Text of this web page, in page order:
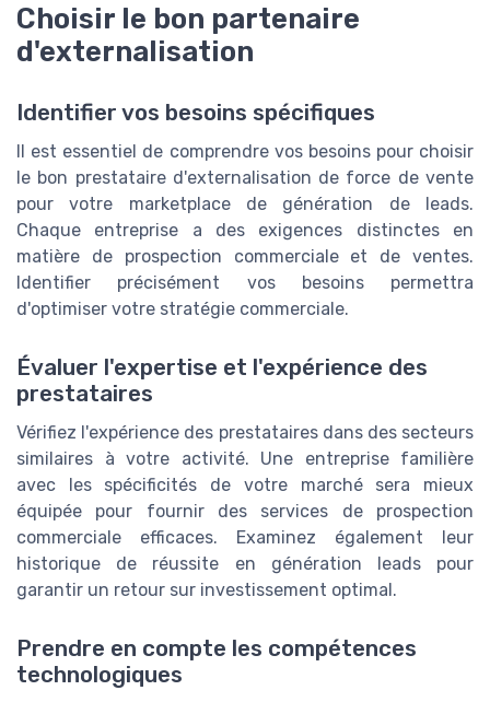
Choisir le bon partenaire
d'externalisation
Identifier vos besoins spécifiques
Il est essentiel de comprendre vos besoins pour choisir
le bon prestataire d'externalisation de force de vente
pour votre marketplace de génération de leads.
Chaque entreprise a des exigences distinctes en
matière de prospection commerciale et de ventes.
Identifier précisément vos besoins permettra
d'optimiser votre stratégie commerciale.
Évaluer l'expertise et l'expérience des
prestataires
Vérifiez l'expérience des prestataires dans des secteurs
similaires à votre activité. Une entreprise familière
avec les spécificités de votre marché sera mieux
équipée pour fournir des services de prospection
commerciale efficaces. Examinez également leur
historique de réussite en génération leads pour
garantir un retour sur investissement optimal.
Prendre en compte les compétences
technologiques